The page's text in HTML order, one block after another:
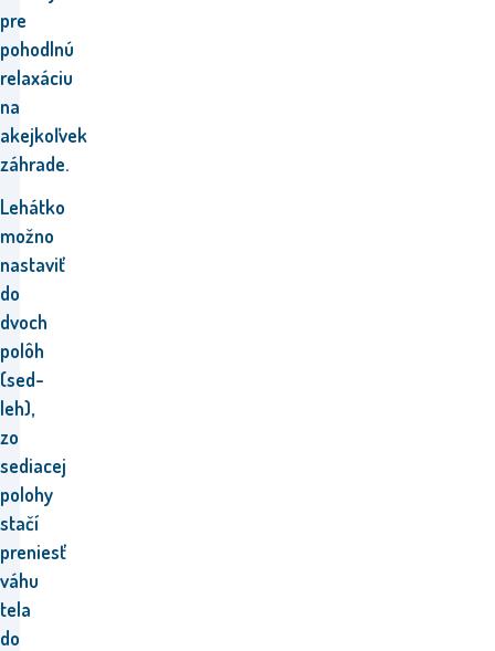
pre
pohodlnú
relaxáciu
na
akejkoľvek
záhrade.
Lehátko
možno
nastaviť
do
dvoch
polôh
(sed-
leh),
zo
sediacej
polohy
stačí
preniesť
váhu
tela
do